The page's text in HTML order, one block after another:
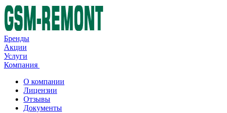
Бренды
Акции
Услуги
Компания
О компании
Лицензии
Отзывы
Документы